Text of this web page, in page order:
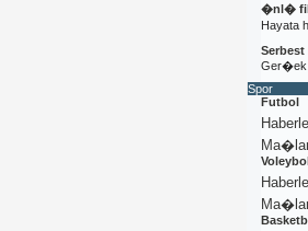
�nl�
Hayata
Ger�ek
Spor
Futbol